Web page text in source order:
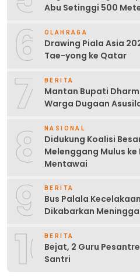
Abu Setinggi 500
6 OLAHRAGA
Drawing Piala Asia
Tae-yong ke Qatar
7 BERITA
Mantan Bupati
Warga Dugaan
8 NASIONAL
Didukung Koalisi
Melenggang Mulus
Mentawai
9 BERITA
Bus Palala
Dikabarkan
10BERITA
Bejat, 2 Guru
Santri